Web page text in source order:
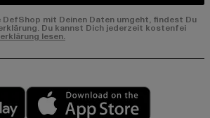
mit Deinen Daten umgeht, findest Du
Du kannst Dich jederzeit kostenfei
lesen.
Play market